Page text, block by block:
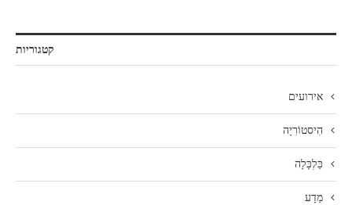
קטגוריות
אירועים
הִיסטוֹרִיָה
כַּלְכָּלָה
מַדָע